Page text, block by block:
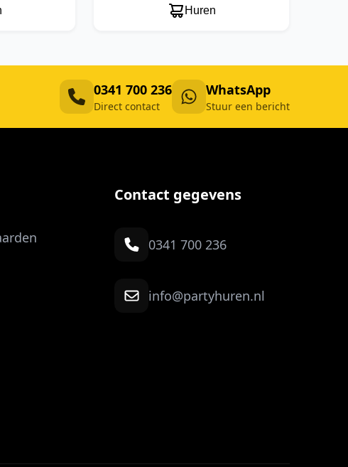
Huren
0341 700 236
Direct contact
WhatsApp
Stuur een bericht
Contact gegevens
0341 700 236
info@partyhuren.nl